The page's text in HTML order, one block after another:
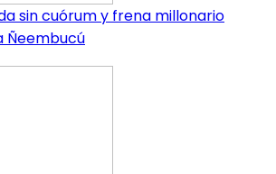
sin cuórum y frena millonario
Ñeembucú